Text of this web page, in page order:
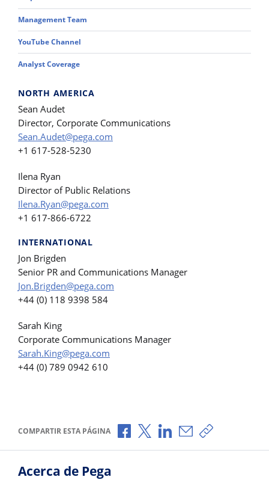
Management Team
YouTube Channel
Analyst Coverage
NORTH AMERICA
Sean Audet
Director, Corporate Communications
Sean.Audet@pega.com
+1 617-528-5230
Ilena Ryan
Director of Public Relations
Ilena.Ryan@pega.com
+1 617-866-6722
INTERNATIONAL
Jon Brigden
Senior PR and Communications Manager
Jon.Brigden@pega.com
+44 (0) 118 9398 584
Sarah King
Corporate Communications Manager
Sarah.King@pega.com
+44 (0) 789 0942 610
COMPARTIR ESTA PÁGINA Compartir a través de Facebook
Compartir a través de X
Compartir a través de
Compartir por
Copiar
Acerca de Pega